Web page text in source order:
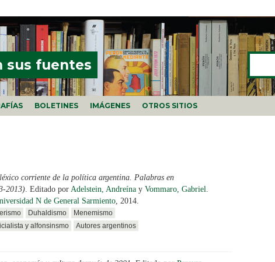
sus fuentes
Buscar
BOLETINES IMÁGENES OTROS SITIOS
corriente de la política argentina. Palabras en
2013). Editado por Adelstein, Andreína y Vommaro, Gabriel.
N de General Sarmiento, 2014.
Duhaldismo
Menemismo
y alfonsinsmo
Autores argentinos